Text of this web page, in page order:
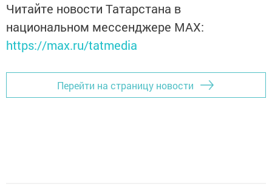
Читайте новости Татарстана в
национальном мессенджере MАХ:
https://max.ru/tatmedia
Перейти на страницу новости